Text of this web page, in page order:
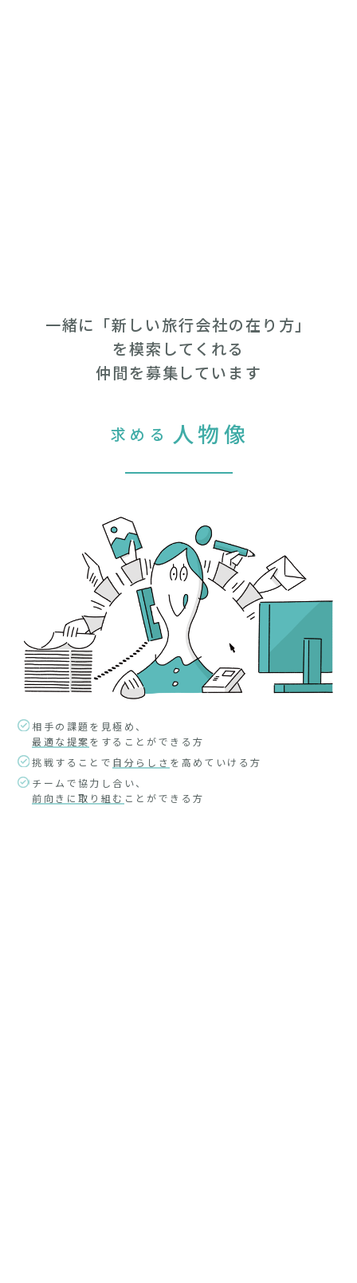
一緒に「新しい旅行会社の在り方」
を模索してくれる
仲間を募集しています
求める 人物像
相手の課題を見極め、
最適な提案をすることができる方
挑戦することで 自分らしさ を高めていける方
チームで協力し合い、
前向きに取り組む ことができる方